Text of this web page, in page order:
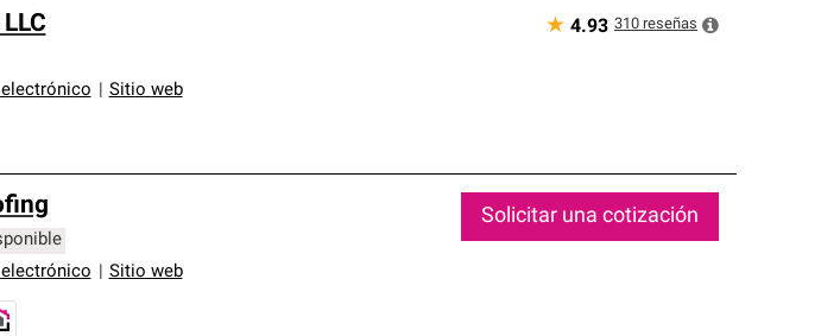
Sitio web
★ 4.93 310 reseñas
Sitio web
Solicitar una cotización